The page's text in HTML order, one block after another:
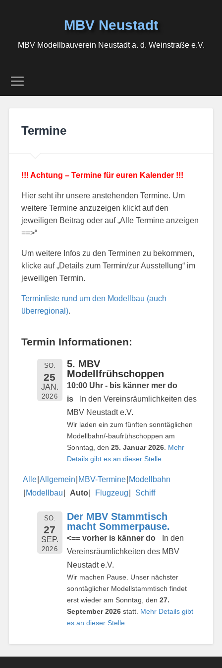
MBV Neustadt
MBV Modellbauverein Neustadt a. d. Weinstraße e.V.
Termine
!!! Achtung – Termine für euren Kalender !!!
Hier seht ihr unsere anstehenden Termine. Um
weitere Termine anzuzeigen klickt auf den
jeweiligen Beitrag oder auf „Alle Termine anzeigen
==>“
Um weitere Infos zu den Terminen zu bekommen,
klicke auf „Details zum Termin/zur Ausstellung“ im
jeweiligen Termin.
Terminliste rund um den Modellbau (auch
überregional).
Termin Informationen:
SO.
25
JAN.
2026
5. MBV
Modellfrühschoppen
10:00 Uhr - bis känner mer do
is
In den Vereinsräumlichkeiten des
MBV Neustadt e.V.
Wir laden ein zum fünften sonntäglichen
Modellbahn/-baufrühschoppen am
Sonntag, den25. Januar 2026 Mehr
Details gibt es an dieser Stelle
Alle Allgemein MBV-Termine Modellbahn
Modellbau
Auto Flugzeug Schiff
SO.
27
SEP.
2026
Der MBV Stammtisch
macht Sommerpause.
<== vorher is känner do
In den
Vereinsräumlichkeiten des MBV
Neustadt e.V.
Wir machen Pause. Unser nächster
sonntäglicher Modellstammtisch findet
erst wieder am Sonntag, den27.
September 2026 statt. Mehr Details gibt
es an dieser Stelle